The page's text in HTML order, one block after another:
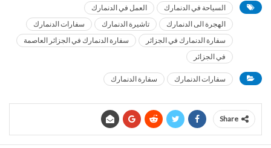
السياحة في الدنمارك
العمل في الدنمارك
الهجرة الى الدنمارك
تاشيرة الدنمارك
سفارات الدنمارك
سفارة الدنمارك في الجزائر
سفارة الدنمارك في الجزائر العاصمة
في الجزائر
سفارات الدنمارك سفارة الدنمارك
Share